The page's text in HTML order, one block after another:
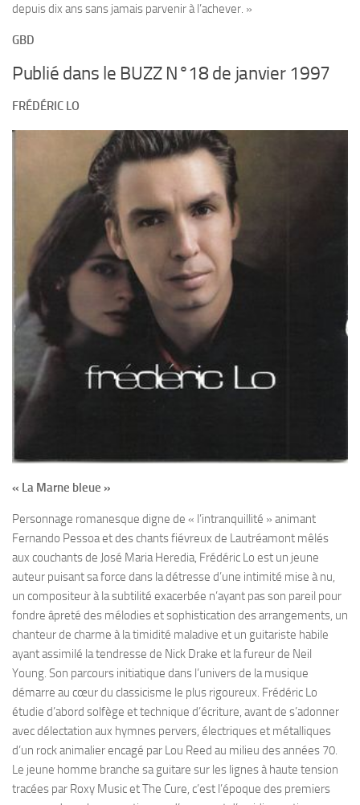
depuis dix ans sans jamais parvenir à l’achever. »
GBD
Publié dans le BUZZ N°18 de janvier 1997
FRÉDÉRIC LO
« La Marne bleue »
Personnage romanesque digne de « l’intranquillité » animant
Fernando Pessoa et des chants fiévreux de Lautréamont mêlés
aux couchants de José Maria Heredia, Frédéric Lo est un jeune
auteur puisant sa force dans la détresse d’une intimité mise à nu,
un compositeur à la subtilité exacerbée n’ayant pas son pareil pour
fondre âpreté des mélodies et sophistication des arrangements, un
chanteur de charme à la timidité maladive et un guitariste habile
ayant assimilé la tendresse de Nick Drake et la fureur de Neil
Young. Son parcours initiatique dans l’univers de la musique
démarre au cœur du classicisme le plus rigoureux. Frédéric Lo
étudie d’abord solfège et technique d’écriture, avant de s’adonner
avec délectation aux hymnes pervers, électriques et métalliques
d’un rock animalier encagé par Lou Reed au milieu des années 70.
Le jeune homme branche sa guitare sur les lignes à haute tension
tracées par Roxy Music et The Cure, c’est l’époque des premiers